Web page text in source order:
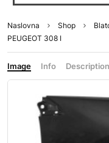
Naslovna Shop
PEUGEOT 308 I
Image Info Description